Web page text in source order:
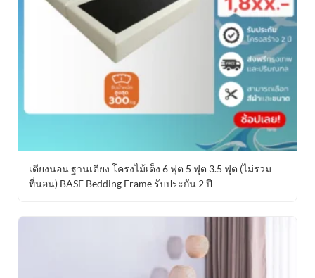
เตียงนอน ฐานเตียง โครงไม้เต็ง 6 ฟุต 5 ฟุต 3.5 ฟุต (ไม่รวม
ที่นอน) BASE Bedding Frame รับประกัน 2 ปี